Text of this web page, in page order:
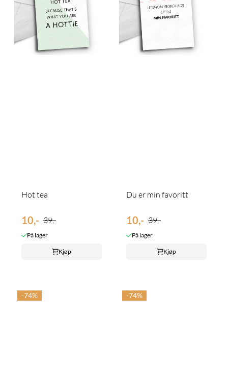
Hot tea
10,- 39,-
På lager
Kjøp
Du er min favoritt
10,- 39,-
På lager
Kjøp
-74% -74%